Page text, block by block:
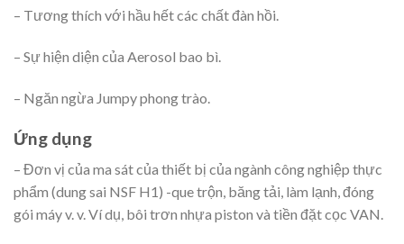
– Tương thích với hầu hết các chất đàn hồi.
– Sự hiện diện của Aerosol bao bì.
– Ngăn ngừa Jumpy phong trào.
Ứng dụng
– Đơn vị của ma sát của thiết bị của ngành công nghiệp thực
phẩm (dung sai NSF H1) -que trộn, băng tải, làm lạnh, đóng
gói máy v. v. Ví dụ, bôi trơn nhựa piston và tiền đặt cọc VAN.